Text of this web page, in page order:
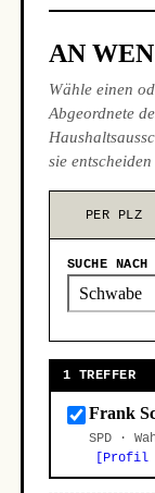
AN
Wähle einen
Abgeordnete
sie
PER PLZ
SUCHE
1 TREFFER
Frank
SPD ·
[Profil